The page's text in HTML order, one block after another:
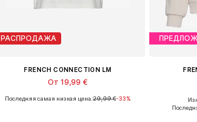
РАСПРОДАЖА
FRENCH CONNECTION LM
От 19,99 €
Доступные размеры: XS, XS-S, M, L
Последняя самая низкая цена:29,99 €-33%